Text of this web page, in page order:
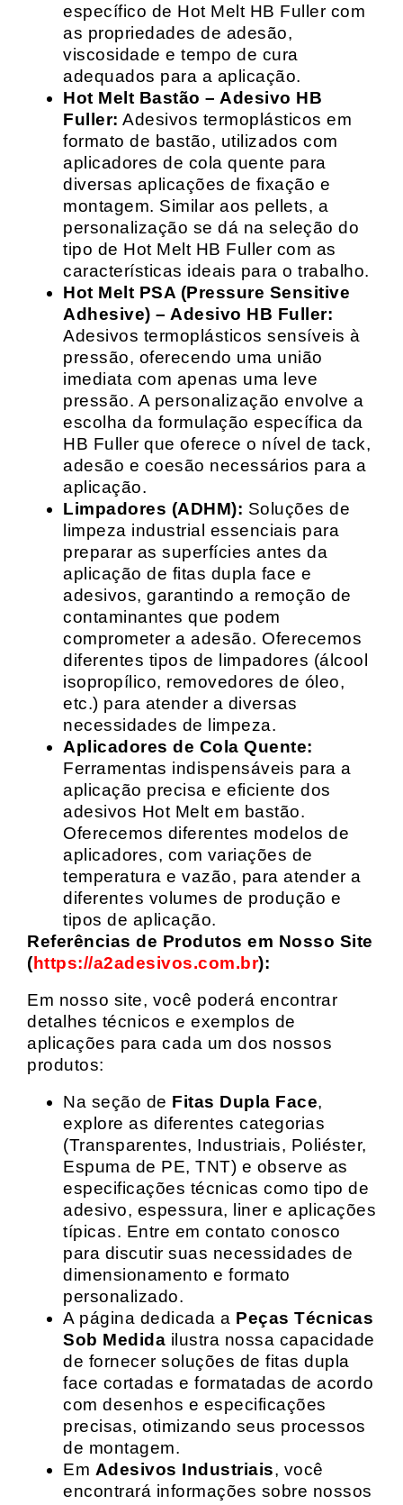
específico de Hot Melt HB Fuller com
as propriedades de adesão,
viscosidade e tempo de cura
adequados para a aplicação.
Hot Melt Bastão – Adesivo HB
Fuller: Adesivos termoplásticos em
formato de bastão, utilizados com
aplicadores de cola quente para
diversas aplicações de fixação e
montagem. Similar aos pellets, a
personalização se dá na seleção do
tipo de Hot Melt HB Fuller com as
características ideais para o trabalho.
Hot Melt PSA (Pressure Sensitive
Adhesive) – Adesivo HB Fuller:
Adesivos termoplásticos sensíveis à
pressão, oferecendo uma união
imediata com apenas uma leve
pressão. A personalização envolve a
escolha da formulação específica da
HB Fuller que oferece o nível de tack,
adesão e coesão necessários para a
aplicação.
Limpadores (ADHM): Soluções de
limpeza industrial essenciais para
preparar as superfícies antes da
aplicação de fitas dupla face e
adesivos, garantindo a remoção de
contaminantes que podem
comprometer a adesão. Oferecemos
diferentes tipos de limpadores (álcool
isopropílico, removedores de óleo,
etc.) para atender a diversas
necessidades de limpeza.
Aplicadores de Cola Quente:
Ferramentas indispensáveis para a
aplicação precisa e eficiente dos
adesivos Hot Melt em bastão.
Oferecemos diferentes modelos de
aplicadores, com variações de
temperatura e vazão, para atender a
diferentes volumes de produção e
tipos de aplicação.
Referências de Produtos em Nosso Site
(https://a2adesivos.com.br):
Em nosso site, você poderá encontrar
detalhes técnicos e exemplos de
aplicações para cada um dos nossos
produtos:
Na seção de Fitas Dupla Face,
explore as diferentes categorias
(Transparentes, Industriais, Poliéster,
Espuma de PE, TNT) e observe as
especificações técnicas como tipo de
adesivo, espessura, liner e aplicações
típicas. Entre em contato conosco
para discutir suas necessidades de
dimensionamento e formato
personalizado.
A página dedicada a Peças Técnicas
Sob Medida ilustra nossa capacidade
de fornecer soluções de fitas dupla
face cortadas e formatadas de acordo
com desenhos e especificações
precisas, otimizando seus processos
de montagem.
Em Adesivos Industriais, você
encontrará informações sobre nossos